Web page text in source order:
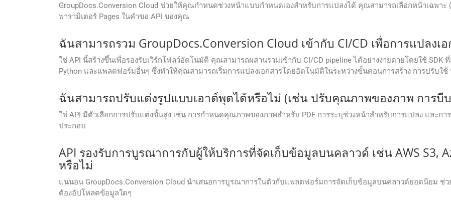
GroupDocs.Conversion Cloud ช่วยให้คุณกำหนดช่วงหน้าแบบกำหนดเองสำหรับการแปลงได้ คุณสามารถเลือกหน้าเฉพาะ
พารามิเตอร์ Pages ในคำขอ API ของคุณ
ฉันสามารถรวม GroupDocs.Conversion Cloud เข้ากับ CI/CD เพื่อการแปลงเ
ใช่ API นี้สร้างขึ้นเพื่อรองรับเวิร์กโฟลว์อัตโนมัติ คุณสามารถผสานรวมเข้ากับ CI/CD pipeline ได้อย่างง่ายดายโดยใช้ SDK ที่
Python และแพลตฟอร์มอื่นๆ ซึ่งทำให้คุณสามารถเริ่มการแปลงเอกสารโดยอัตโนมัติในระหว่างขั้นตอนการสร้าง การปรับใ
ฉันสามารถปรับแต่งรูปแบบเอาต์พุตได้หรือไม่ (เช่น ปรับคุณภาพของภาพ การบี
ใช่ API มีตัวเลือกการปรับแต่งขั้นสูง เช่น การกำหนดคุณภาพของภาพสำหรับ PDF การระบุช่วงหน้าสำหรับการแปลง และกา
ประกอบ
API รองรับการบูรณาการกับผู้ให้บริการที่จัดเก็บข้อมูลบนคลาวด์ เช่น AWS S3,
หรือไม่
แน่นอน GroupDocs.Conversion Cloud นำเสนอการบูรณาการในตัวกับแพลตฟอร์มการจัดเก็บข้อมูลบนคลาวด์ยอดนิยม ช่
ต้องอัปโหลดข้อมูลใดๆ